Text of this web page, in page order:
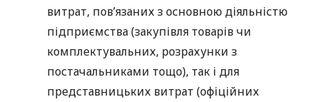
витрат, пов’язаних з основною діяльністю
підприємства (закупівля товарів чи
комплектувальних, розрахунки з
постачальниками тощо), так і для
представницьких витрат (офіційних